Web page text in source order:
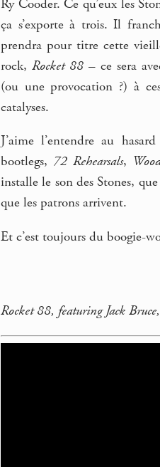
Ry Cooder. Ce qu’eux les
ça s’exporte à trois. Il
prendra pour titre cette
rock, Rocket 88– ce sera
(ou une provocation ?) à
catalyses.
J’aime l’entendre au
bootlegs, 72 Rehearsals,
installe le son des Stones,
que les patrons arrivent.
Et c’est toujours du boogie-
Rocket 88, featuring Jack